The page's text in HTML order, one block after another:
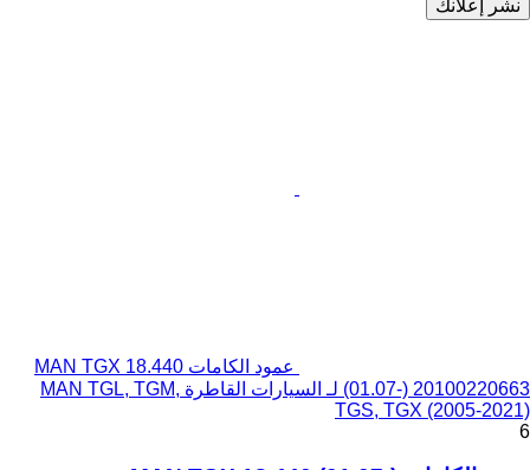
نشر إعلانك
عمود الكامات MAN TGX 18.440
(01.07-) 20100220663 لـ السيارات القاطرة MAN TGL, TGM,
TGS, TGX (2005-2021)
6